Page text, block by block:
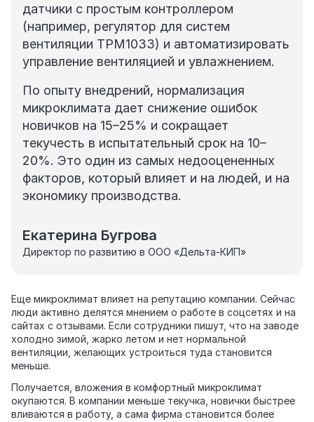
датчики с простым контроллером
(например, регулятор для систем
вентиляции ТРМ1033) и автоматизировать
управление вентиляцией и увлажнением.
По опыту внедрений, нормализация
микроклимата дает снижение ошибок
новичков на 15–25% и сокращает
текучесть в испытательный срок на 10–
20%. Это один из самых недооцененных
факторов, который влияет и на людей, и на
экономику производства.
Екатерина Бугрова
Директор по развитию в ООО «Дельта-КИП»
Еще микроклимат влияет на репутацию компании. Сейчас
люди активно делятся мнением о работе в соцсетях и на
сайтах с отзывами. Если сотрудники пишут, что на заводе
холодно зимой, жарко летом и нет нормальной
вентиляции, желающих устроиться туда становится
меньше.
Получается, вложения в комфортный микроклимат
окупаются. В компании меньше текучка, новички быстрее
вливаются в работу, а сама фирма становится более